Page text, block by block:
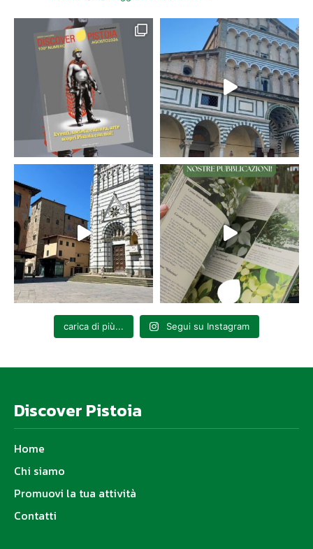
carica di più... Segui su Instagram
Discover Pistoia
Home
Chi siamo
Promuovi la tua attività
Contatti